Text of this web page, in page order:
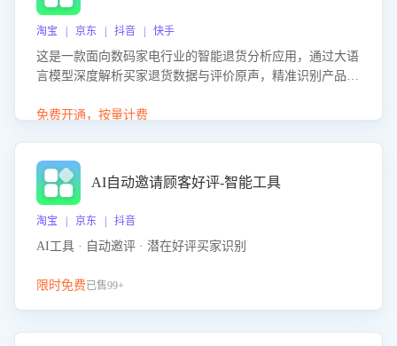
淘宝 | 京东 | 抖音 | 快手
这是一款面向数码家电行业的智能退货分析应用，通过大语
言模型深度解析买家退货数据与评价原声，精准识别产品质
改进建议，通过挖掘用户痛点驱动产品迭代，从根本上降低
免费开通，按量计费
AI自动邀请顾客好评-智能工具
淘宝 | 京东 | 抖音
AI工具 · 自动邀评 · 潜在好评买家识别
限时免费已售99+